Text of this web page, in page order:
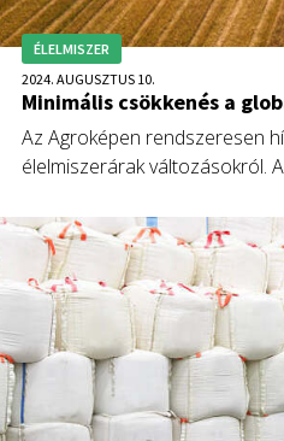
ÉLELMISZER
2024. AUGUSZTUS 10.
Minimális csökkenés a
Az Agroképen rendszeresen
élelmiszerárak változásokról.
Zoltán, az Erste Agrár
agrárszakértője ezt az